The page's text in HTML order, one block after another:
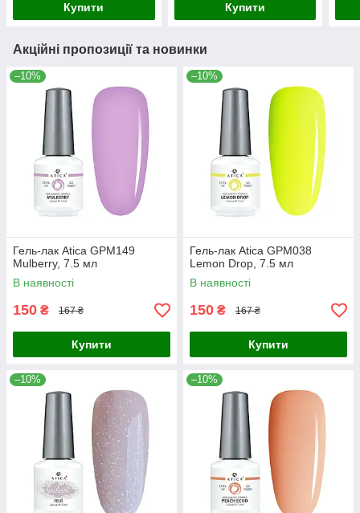
Купити Купити
Акційні пропозиції та новинки
–10%
Гель-лак Atica GPM149
Mulberry, 7.5 мл
В наявності
150 ₴ 167 ₴
Купити
–10%
Гель-лак Atica GPM038
Lemon Drop, 7.5 мл
В наявності
150 ₴ 167 ₴
Купити
–10% –10%